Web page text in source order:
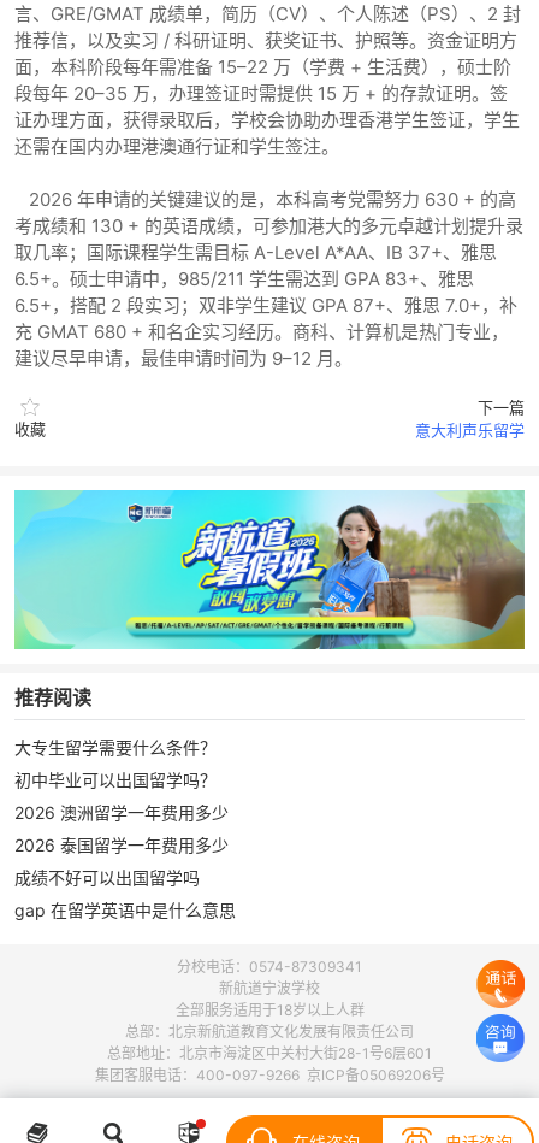
言、GRE/GMAT 成绩单，简历（CV）、个人陈述（PS）、2 封
推荐信，以及实习 / 科研证明、获奖证书、护照等。资金证明方
面，本科阶段每年需准备 15–22 万（学费 + 生活费），硕士阶
段每年 20–35 万，办理签证时需提供 15 万 + 的存款证明。签
证办理方面，获得录取后，学校会协助办理香港学生签证，学生
还需在国内办理港澳通行证和学生签注。
2026 年申请的关键建议的是，本科高考党需努力 630 + 的高
考成绩和 130 + 的英语成绩，可参加港大的多元卓越计划提升录
取几率；国际课程学生需目标 A-Level A*AA、IB 37+、雅思
6.5+。硕士申请中，985/211 学生需达到 GPA 83+、雅思
6.5+，搭配 2 段实习；双非学生建议 GPA 87+、雅思 7.0+，补
充 GMAT 680 + 和名企实习经历。商科、计算机是热门专业，
建议尽早申请，最佳申请时间为 9–12 月。
收藏
下一篇
意大利声乐留学
推荐阅读
大专生留学需要什么条件？
初中毕业可以出国留学吗？
2026 澳洲留学一年费用多少
2026 泰国留学一年费用多少
成绩不好可以出国留学吗
gap 在留学英语中是什么意思
分校电话：0574-87309341
新航道宁波学校
全部服务适用于18岁以上人群
总部：北京新航道教育文化发展有限责任公司
总部地址：北京市海淀区中关村大街28-1号6层601
集团客服电话：400-097-9266 京ICP备05069206号